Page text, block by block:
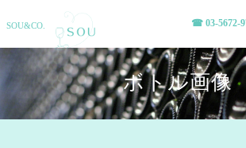
SOU&CO. ☎︎ 03-5672-
ボトル画像